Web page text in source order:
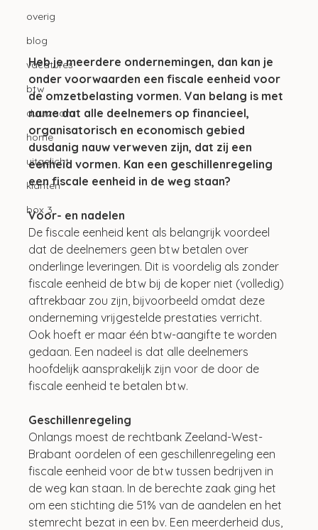
overig
blog
vacatures
btw
duurzaam
home
uitgelicht
klanten
box 3
Heb je meerdere ondernemingen, dan kan je
onder voorwaarden een fiscale eenheid voor
de omzetbelasting vormen. Van belang is met
name dat alle deelnemers op financieel,
organisatorisch en economisch gebied
dusdanig nauw verweven zijn, dat zij een
eenheid vormen. Kan een geschillenregeling
een fiscale eenheid in de weg staan?
Voor- en nadelen
De fiscale eenheid kent als belangrijk voordeel
dat de deelnemers geen btw betalen over
onderlinge leveringen. Dit is voordelig als zonder
fiscale eenheid de btw bij de koper niet (volledig)
aftrekbaar zou zijn, bijvoorbeeld omdat deze
onderneming vrijgestelde prestaties verricht.
Ook hoeft er maar één btw-aangifte te worden
gedaan. Een nadeel is dat alle deelnemers
hoofdelijk aansprakelijk zijn voor de door de
fiscale eenheid te betalen btw.
Geschillenregeling
Onlangs moest de rechtbank Zeeland-West-
Brabant oordelen of een geschillenregeling een
fiscale eenheid voor de btw tussen bedrijven in
de weg kan staan. In de berechte zaak ging het
om een stichting die 51% van de aandelen en het
stemrecht bezat in een bv. Een meerderheid dus,